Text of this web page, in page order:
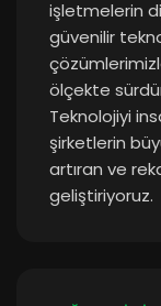
işletmelerin
güvenilir
ölçekte
Teknolojiyi
şirketlerin
artıran ve
geliştiriyoruz.